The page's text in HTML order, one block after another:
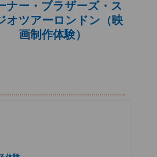
ナー・ブラザーズ・ス
オツアーロンドン（映
画制作体験）